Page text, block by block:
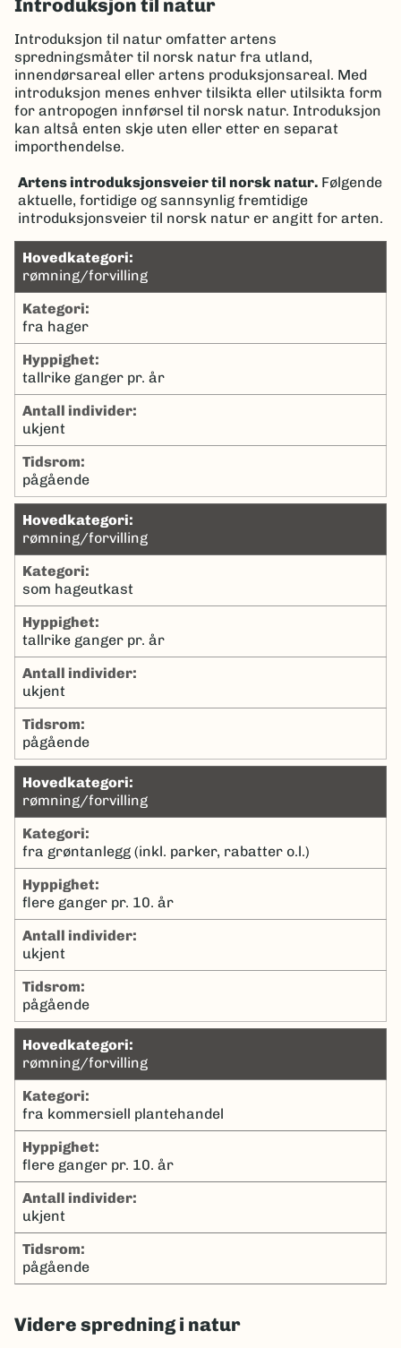
Introduksjon til natur
Introduksjon til natur omfatter artens
spredningsmåter til norsk natur fra utland,
innendørsareal eller artens produksjonsareal. Med
introduksjon menes enhver tilsikta eller utilsikta form
for antropogen innførsel til norsk natur. Introduksjon
kan altså enten skje uten eller etter en separat
importhendelse.
Artens introduksjonsveier til norsk natur. Følgende
aktuelle, fortidige og sannsynlig fremtidige
introduksjonsveier til norsk natur er angitt for arten.
hovedkategori:
rømning/forvilling
kategori:
fra hager
hyppighet:
tallrike ganger pr. år
antall individer:
ukjent
tidsrom:
pågående
hovedkategori:
rømning/forvilling
kategori:
som hageutkast
hyppighet:
tallrike ganger pr. år
antall individer:
ukjent
tidsrom:
pågående
hovedkategori:
rømning/forvilling
kategori:
fra grøntanlegg (inkl. parker, rabatter o.l.)
hyppighet:
flere ganger pr. 10. år
antall individer:
ukjent
tidsrom:
pågående
hovedkategori:
rømning/forvilling
kategori:
fra kommersiell plantehandel
hyppighet:
flere ganger pr. 10. år
antall individer:
ukjent
tidsrom:
pågående
Videre spredning i natur